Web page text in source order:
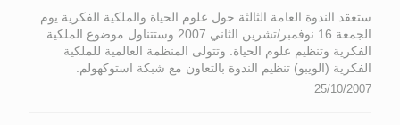
ستعقد الندوة العامة الثالثة حول علوم الحياة والملكية الفكرية يوم
الجمعة 16 نوفمبر/تشرين الثاني 2007 وستتناول موضوع الملكية
الفكرية وتنظيم علوم الحياة. وتتولى المنظمة العالمية للملكية
الفكرية (الويبو) تنظيم الندوة بالتعاون مع شبكة استوكهولم.
25/10/2007